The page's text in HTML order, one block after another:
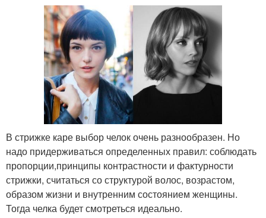
В стрижке каре выбор челок очень разнообразен. Но
надо придерживаться определенных правил: соблюдать
пропорции,принципы контрастности и фактурности
стрижки, считаться со структурой волос, возрастом,
образом жизни и внутренним состоянием женщины.
Тогда челка будет смотреться идеально.